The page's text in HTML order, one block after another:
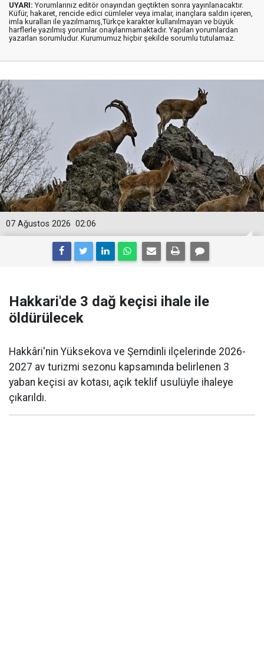
UYARI: Yorumlarınız editör onayından geçtikten sonra yayınlanacaktır.
Küfür, hakaret, rencide edici cümleler veya imalar, inançlara saldırı içeren,
imla kuralları ile yazılmamış,Türkçe karakter kullanılmayan ve büyük
harflerle yazılmış yorumlar onaylanmamaktadır. Yapılan yorumlardan
yazarları sorumludur. Kurumumuz hiçbir şekilde sorumlu tutulamaz.
02:06
07 Ağustos 2026
Hakkari'de 3 dağ keçisi ihale ile
öldürülecek
Hakkâri'nin Yüksekova ve Şemdinli ilçelerinde 2026-
2027 av turizmi sezonu kapsamında belirlenen 3
yaban keçisi av kotası, açık teklif usulüyle ihaleye
çıkarıldı.